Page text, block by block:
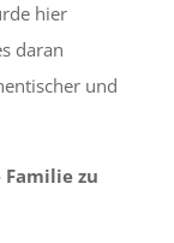
hier
daran
und
Familie zu